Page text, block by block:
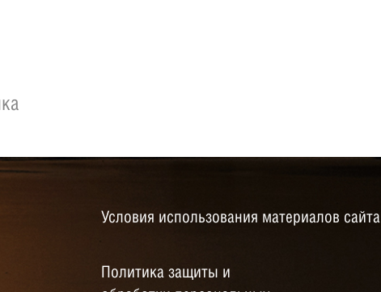
Условия использования материалов сайта
Политика защиты и